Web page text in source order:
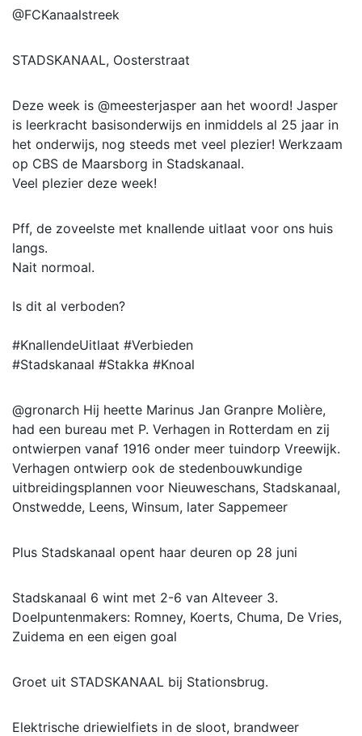
@FCKanaalstreek
STADSKANAAL, Oosterstraat
Deze week is @meesterjasper aan het woord! Jasper
is leerkracht basisonderwijs en inmiddels al 25 jaar in
het onderwijs, nog steeds met veel plezier! Werkzaam
op CBS de Maarsborg in Stadskanaal.
Veel plezier deze week!
Pff, de zoveelste met knallende uitlaat voor ons huis
langs.
Nait normoal.
Is dit al verboden?
#KnallendeUitlaat #Verbieden
#Stadskanaal #Stakka #Knoal
@gronarch Hij heette Marinus Jan Granpre Molière,
had een bureau met P. Verhagen in Rotterdam en zij
ontwierpen vanaf 1916 onder meer tuindorp Vreewijk.
Verhagen ontwierp ook de stedenbouwkundige
uitbreidingsplannen voor Nieuweschans, Stadskanaal,
Onstwedde, Leens, Winsum, later Sappemeer
Plus Stadskanaal opent haar deuren op 28 juni
Stadskanaal 6 wint met 2-6 van Alteveer 3.
Doelpuntenmakers: Romney, Koerts, Chuma, De Vries,
Zuidema en een eigen goal
Groet uit STADSKANAAL bij Stationsbrug.
Elektrische driewielfiets in de sloot, brandweer